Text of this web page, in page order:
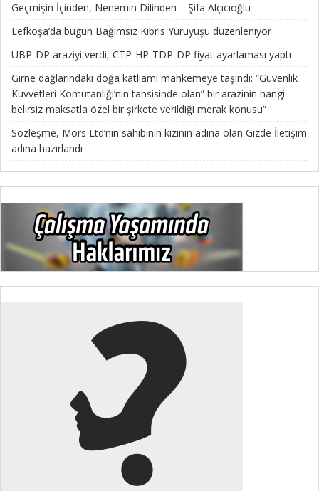
Geçmişin İçinden, Nenemin Dilinden – Şifa Alçıcıoğlu
Lefkoşa’da bugün Bağımsız Kıbrıs Yürüyüşü düzenleniyor
UBP-DP araziyi verdi, CTP-HP-TDP-DP fiyat ayarlaması yaptı
Girne dağlarındaki doğa katliamı mahkemeye taşındı: “Güvenlik
Kuvvetleri Komutanlığı’nın tahsisinde olan” bir arazinin hangi
belirsiz maksatla özel bir şirkete verildiği merak konusu”
Sözleşme, Mors Ltd’nin sahibinin kızının adına olan Gizde İletişim
adına hazırlandı